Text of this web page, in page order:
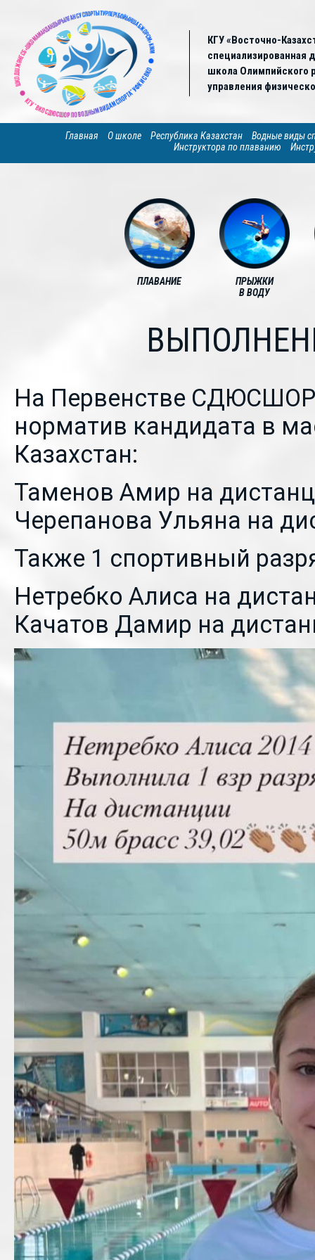
КГУ «Восточно-
специализированная
школа Олимпийского
управления
Главная О школе Республика Казахстан
Водные виды
Инструктора по плаванию
ПЛАВАНИЕ
ПРЫЖКИ
В ВОДУ
На Первенстве
норматив кандидата в
Казахстан:
Таменов Амир на
Черепанова Ульяна на
Также 1 спортивный
Нетребко Алиса на
Качатов Дамир на